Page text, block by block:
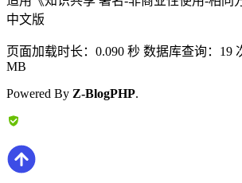
中文版
页面加载时长：0.090 秒 数据库查询：19
MB
Powered By Z-BlogPHP.